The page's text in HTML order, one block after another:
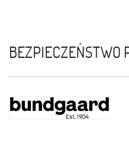
BEZPIECZEŃSTWO